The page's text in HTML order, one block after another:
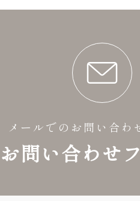
メールでのお問い合わ
お問い合わせ